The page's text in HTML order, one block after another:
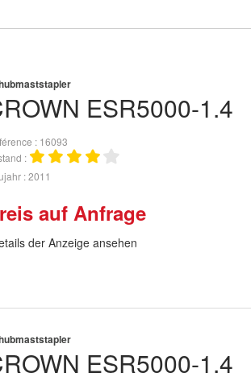
ESR5000-1.4
16093
2011
auf Anfrage
der Anzeige ansehen
ESR5000-1.4